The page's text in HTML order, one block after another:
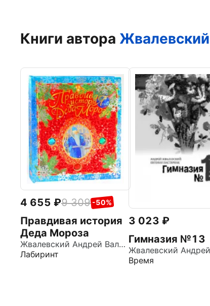
Книги автора
4 655 9 309 -50%
Правдивая история
Деда Мороза
Жвалевский Андрей Валентинович
Лабиринт
3 023
Гимназия №13
Время